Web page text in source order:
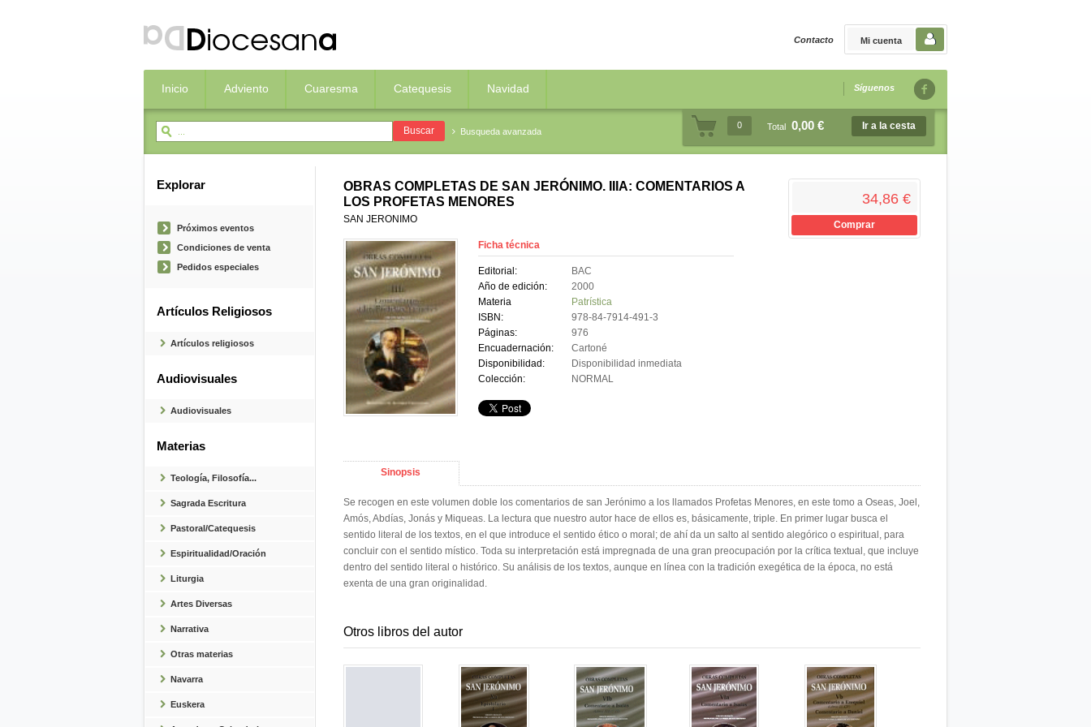
Mi cuenta
Contacto
Inicio Adviento Cuaresma Catequesis Navidad Síguenos
Busqueda avanzada
0 Total 0,00 € Ir a la cesta
Explorar
Próximos eventos
Condiciones de venta
Pedidos especiales
Artículos Religiosos
Artículos religiosos
Audiovisuales
Audiovisuales
Materias
Teología, Filosofía...
Sagrada Escritura
Pastoral/Catequesis
Espiritualidad/Oración
Liturgia
Artes Diversas
Narrativa
Otras materias
Navarra
Euskera
OBRAS COMPLETAS DE SAN JERÓNIMO. IIIA: COMENTARIOS A
LOS PROFETAS MENORES
SAN JERONIMO
Ficha técnica
Editorial:
BAC
Año de edición:
2000
Materia
Patrística
ISBN:
978-84-7914-491-3
Páginas:
976
Encuadernación:
Cartoné
Disponibilidad:
Disponibilidad inmediata
Colección:
NORMAL
34,86 €
Comprar
Sinopsis
Se recogen en este volumen doble los comentarios de san Jerónimo a los llamados Profetas Menores, en este tomo a Oseas, Joel,
Amós, Abdías, Jonás y Miqueas. La lectura que nuestro autor hace de ellos es, básicamente, triple. En primer lugar busca el
sentido literal de los textos, en el que introduce el sentido ético o moral; de ahí da un salto al sentido alegórico o espiritual, para
concluir con el sentido místico. Toda su interpretación está impregnada de una gran preocupación por la crítica textual, que incluye
dentro del sentido literal o histórico. Su análisis de los textos, aunque en línea con la tradición exegética de la época, no está
exenta de una gran originalidad.
Otros libros del autor